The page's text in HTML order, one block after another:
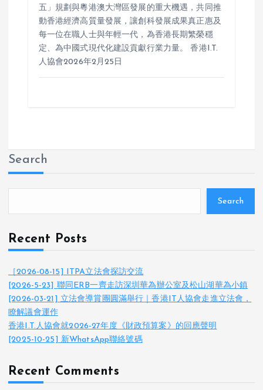
五」規劃與粵港澳大灣區發展的重大機遇，共同推
動香港經濟高質量發展，讓創科發展成果真正惠及
每一位在職人士與年輕一代，為香港長期繁榮穩
定、為中國式現代化建設貢獻行業力量。 香港I.T.
人協會2026年2月25日
Search
Search
Recent Posts
［2026-08-15] ITPA立法會探訪交流
[2026-5-23] 聯同ERB一齊走訪深圳華為辦公室及松山湖華為小鎮
[2026-03-21] 立法會導賞團圓滿舉行｜香港IT人協會走進立法會，
瞭解議會運作
香港I.T.人協會就2026-27年度《財政預算案》的回應聲明
[2025-10-25] 新WhatsApp聯絡號碼
Recent Comments